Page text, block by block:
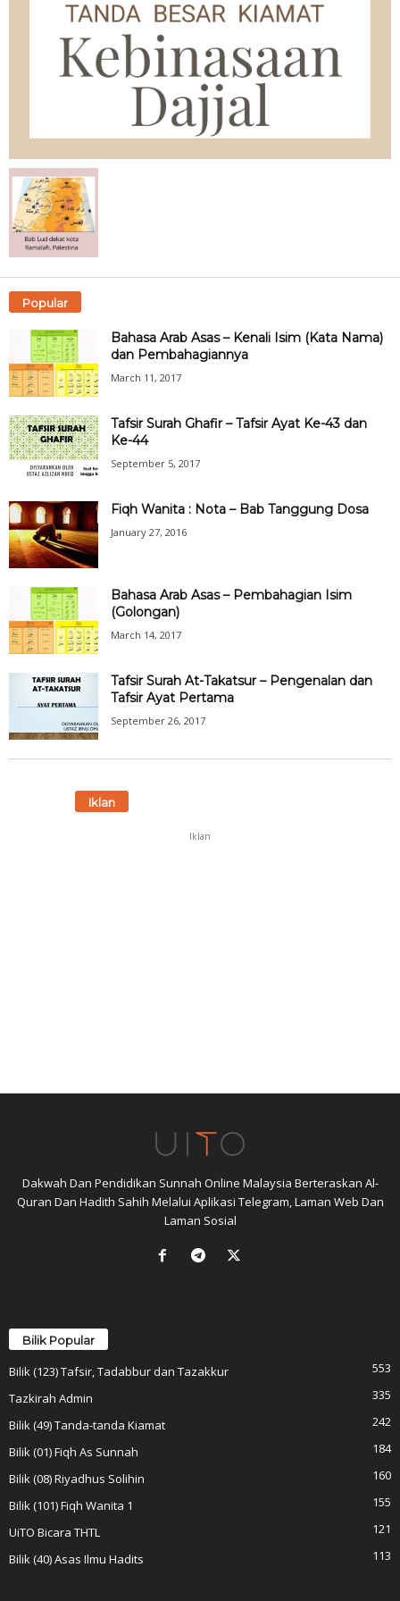
Popular
Bahasa Arab Asas – Kenali Isim (Kata Nama)
dan Pembahagiannya
March 11, 2017
Tafsir Surah Ghafir – Tafsir Ayat Ke-43 dan
Ke-44
September 5, 2017
Fiqh Wanita : Nota – Bab Tanggung Dosa
January 27, 2016
Bahasa Arab Asas – Pembahagian Isim
(Golongan)
March 14, 2017
Tafsir Surah At-Takatsur – Pengenalan dan
Tafsir Ayat Pertama
September 26, 2017
Iklan
Iklan
Dakwah Dan Pendidikan Sunnah Online Malaysia Berteraskan Al-
Quran Dan Hadith Sahih Melalui Aplikasi Telegram, Laman Web Dan
Laman Sosial
Bilik Popular
Bilik (123) Tafsir, Tadabbur dan Tazakkur
553
Tazkirah Admin
335
Bilik (49) Tanda-tanda Kiamat
242
Bilik (01) Fiqh As Sunnah
184
Bilik (08) Riyadhus Solihin
160
Bilik (101) Fiqh Wanita 1
155
UiTO Bicara THTL
121
Bilik (40) Asas Ilmu Hadits
113